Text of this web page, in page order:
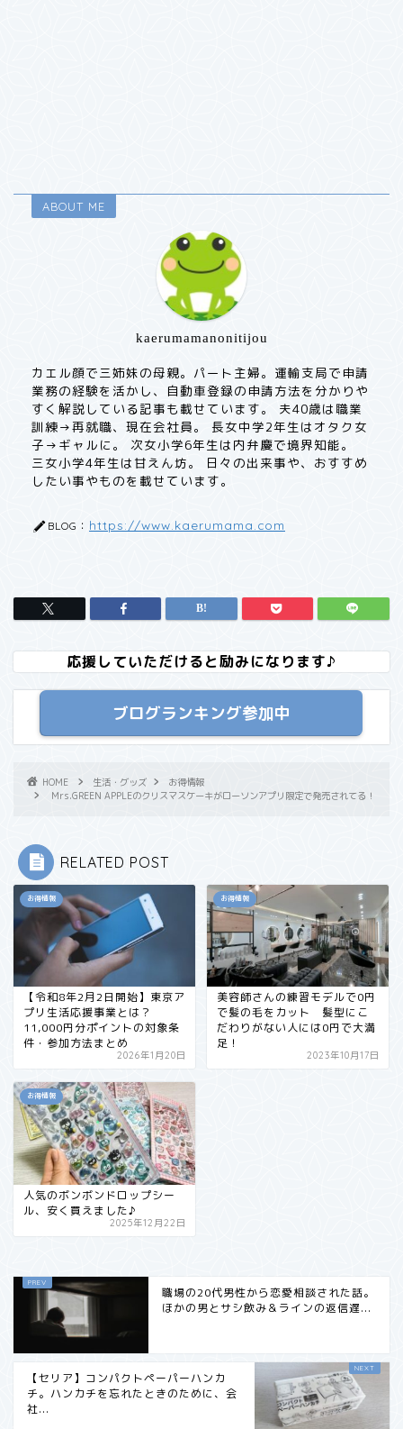
ABOUT ME
kaerumamanonitijou
カエル顔で三姉妹の母親。パート主婦。運輸支局で申請
業務の経験を活かし、自動車登録の申請方法を分かりや
すく解説している記事も載せています。 夫40歳は職業
訓練→再就職、現在会社員。 長女中学2年生はオタク女
子→ギャルに。 次女小学6年生は内弁慶で境界知能。
三女小学4年生は甘えん坊。 日々の出来事や、おすすめ
したい事やものを載せています。
BLOG： https://www.kaerumama.com
応援していただけると励みになります♪
ブログランキング参加中
HOME 生活・グッズ
お得情報
Mrs.GREEN APPLEのクリスマスケーキがローソンアプリ限定で発売されてる！
RELATED POST
お得情報
【令和8年2月2日開始】東京ア
プリ生活応援事業とは？
11,000円分ポイントの対象条
件・参加方法まとめ
2026年1月20日
お得情報
美容師さんの練習モデルで0円
で髪の毛をカット 髪型にこ
だわりがない人には0円で大満
足！
2023年10月17日
お得情報
人気のボンボンドロップシー
ル、安く買えました♪
2025年12月22日
職場の20代男性から恋愛相談された話。
ほかの男とサシ飲み＆ラインの返信遅...
【セリア】コンパクトペーパーハンカ
チ。ハンカチを忘れたときのために、会
社...